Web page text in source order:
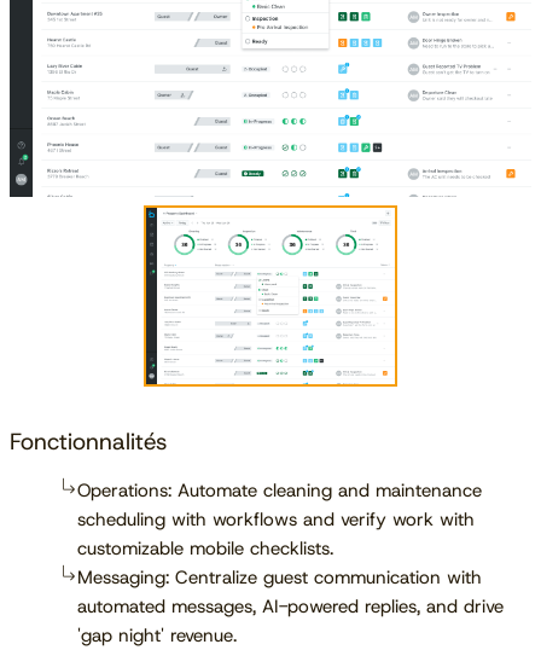
Fonctionnalités
Operations: Automate cleaning and maintenance
scheduling with workflows and verify work with
customizable mobile checklists.
Messaging: Centralize guest communication with
automated messages, AI-powered replies, and drive
'gap night' revenue.